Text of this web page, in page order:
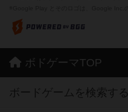
ボドゲーマTOP
ボードゲームを検索する